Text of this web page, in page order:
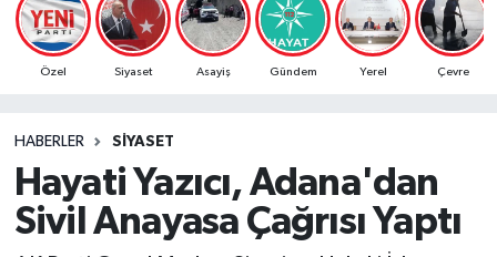
Özel Siyaset Asayiş Gündem Yerel Çevre
HABERLER SIYASET
Hayati Yazıcı, Adana'dan
Sivil Anayasa Çağrısı Yaptı
Eğitim
Gündem
Haber Reklam
Süper Lig Puan Durumu ve Fikstür
Son Dakika Haberleri
Haber Arşivi